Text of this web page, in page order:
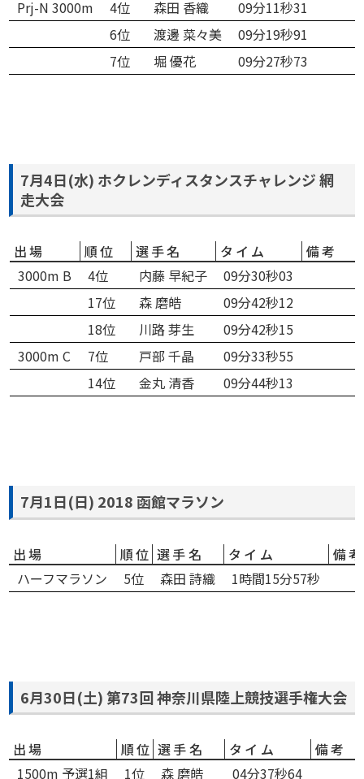
Prj-N 3000m
4位 森田 香織
09分11秒31
6位
渡邊 菜々美
09分19秒91
7位
堀 優花 09分27秒73
7月4日(水) ホクレンディスタンスチャレンジ 網
走大会
出場 順位 選手名 タイム
備考
3000m B
4位 内藤 早紀子
09分30秒03
17位
森 磨皓
09分42秒12
18位
川路 芽生
09分42秒15
3000m C
7位 戸部 千晶
09分33秒55
14位
金丸 清香 09分44秒13
7月1日(日) 2018 函館マラソン
出場 順位 選手名 タイム
備考
ハーフマラソン
5位 森田 詩織 1時間15分57秒
6月30日(土) 第73回 神奈川県陸上競技選手権大会
出場 順位 選手名 タイム
備考
1500m 予選1組
1位 森 磨皓 04分37秒64